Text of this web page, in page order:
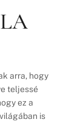
arra, hogy
teljessé
ez a
is